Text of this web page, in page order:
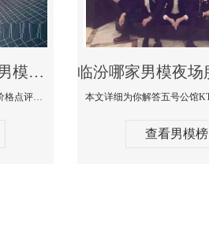
临汾那个KTV酒吧找男模帅哥男妓多-普罗旺斯KTV真实口碑点评
本文详细为你解答普罗旺斯消费价格点评，更多关于那个KTV酒吧找男模帅哥最多免费咨询1333 867 6881微信同步！
查看男模榜